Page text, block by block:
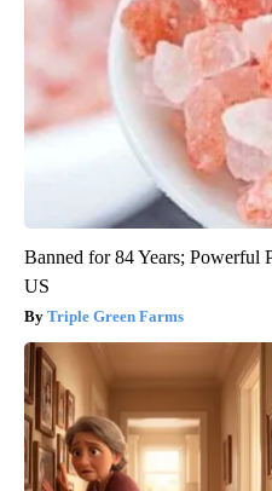
Banned for 84 Years; Powerful
US
Triple Green Farms